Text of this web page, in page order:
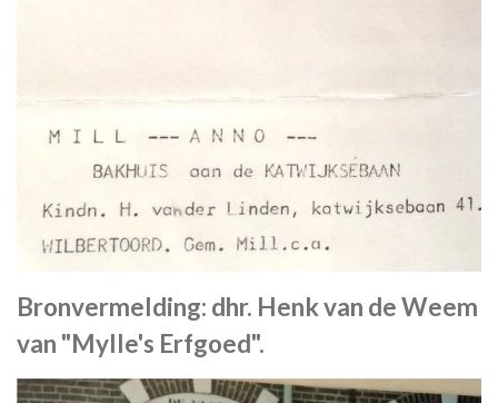
Bronvermelding: dhr. Henk van de Weem
van "Mylle's Erfgoed".